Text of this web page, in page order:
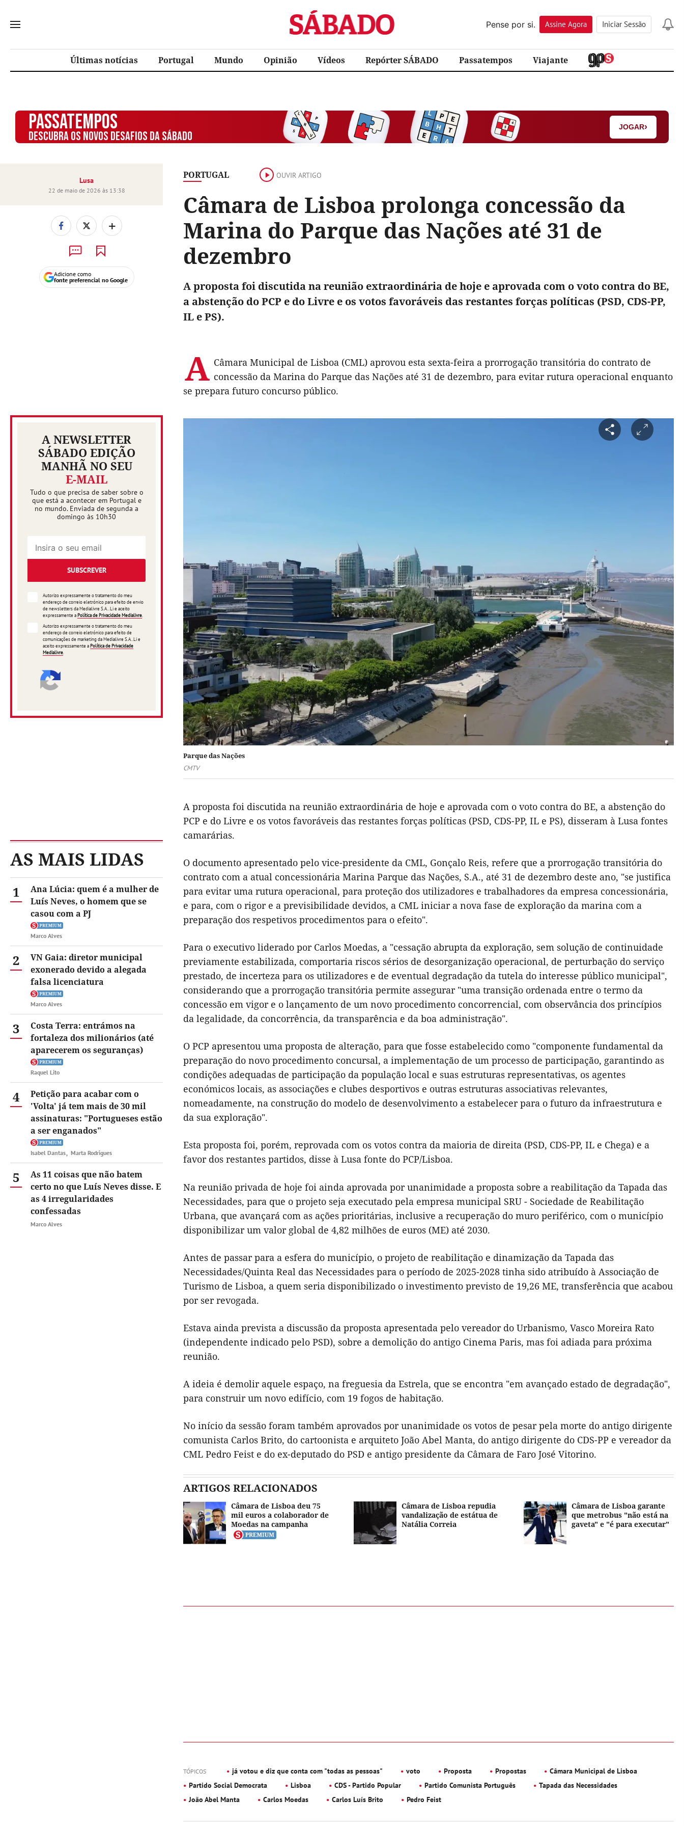
Sábado
Pense por si.
Assine Agora Iniciar Sessão
Últimas notícias Portugal Mundo Opinião Vídeos Repórter SÁBADO Passatempos Viajante
PASSATEMPOS
DESCUBRA OS NOVOS DESAFIOS DA SÁBADO
JOGAR›
PORTUGAL OUVIR ARTIGO
Câmara de Lisboa prolonga concessão da
Marina do Parque das Nações até 31 de
dezembro
Lusa
22 de maio de 2026 às 13:38
+
Adicione como
fonte preferencial no Google
A NEWSLETTER
SÁBADO EDIÇÃO
MANHÃ NO SEU
E-MAIL
Tudo o que precisa de saber sobre o
que está a acontecer em Portugal e
no mundo. Enviada de segunda a
domingo às 10h30
SUBSCREVER
Autorizo expressamente o tratamento do meu
endereço de correio eletrónico para efeito de envio
de newsletters da Medialivre S.A.. Li e aceito
expressamente aPolítica de Privacidade Medialivre
Autorizo expressamente o tratamento do meu
endereço de correio eletrónico para efeito de
comunicações de marketing da Medialivre S.A..Li e
aceito expressamente aPolítica de Privacidade
Medialivre
AS MAIS LIDAS
1
Ana Lúcia: quem é a mulher de
Luís Neves, o homem que se
casou com a PJ
Marco Alves
2
VN Gaia: diretor municipal
exonerado devido a alegada
falsa licenciatura
Marco Alves
3
Costa Terra: entrámos na
fortaleza dos milionários (até
aparecerem os seguranças)
Raquel Lito
4
Petição para acabar com o
'Volta' já tem mais de 30 mil
assinaturas: "Portugueses estão
a ser enganados"
Isabel Dantas Marta Rodrigues
5
As 11 coisas que não batem
certo no que Luís Neves disse. E
as 4 irregularidades
confessadas
Marco Alves
A proposta foi discutida na reunião extraordinária de hoje e aprovada com o voto contra do BE,
a abstenção do PCP e do Livre e os votos favoráveis das restantes forças políticas (PSD, CDS-PP,
IL e PS).
A Câmara Municipal de Lisboa (CML) aprovou esta sexta-feira a prorrogação transitória do contrato de
concessão da Marina do Parque das Nações até 31 de dezembro, para evitar rutura operacional enquanto
se prepara futuro concurso público.
Parque das Nações
CMTV
A proposta foi discutida na reunião extraordinária de hoje e aprovada com o voto contra do BE, a abstenção do
PCP e do Livre e os votos favoráveis das restantes forças políticas (PSD, CDS-PP, IL e PS), disseram à Lusa fontes
camarárias.
O documento apresentado pelo vice-presidente da CML, Gonçalo Reis, refere que a prorrogação transitória do
contrato com a atual concessionária Marina Parque das Nações, S.A., até 31 de dezembro deste ano, "se justifica
para evitar uma rutura operacional, para proteção dos utilizadores e trabalhadores da empresa concessionária,
e para, com o rigor e a previsibilidade devidos, a CML iniciar a nova fase de exploração da marina com a
preparação dos respetivos procedimentos para o efeito".
Para o executivo liderado por Carlos Moedas, a "cessação abrupta da exploração, sem solução de continuidade
previamente estabilizada, comportaria riscos sérios de desorganização operacional, de perturbação do serviço
prestado, de incerteza para os utilizadores e de eventual degradação da tutela do interesse público municipal",
considerando que a prorrogação transitória permite assegurar "uma transição ordenada entre o termo da
concessão em vigor e o lançamento de um novo procedimento concorrencial, com observância dos princípios
da legalidade, da concorrência, da transparência e da boa administração".
O PCP apresentou uma proposta de alteração, para que fosse estabelecido como "componente fundamental da
preparação do novo procedimento concursal, a implementação de um processo de participação, garantindo as
condições adequadas de participação da população local e suas estruturas representativas, os agentes
económicos locais, as associações e clubes desportivos e outras estruturas associativas relevantes,
nomeadamente, na construção do modelo de desenvolvimento a estabelecer para o futuro da infraestrutura e
da sua exploração".
Esta proposta foi, porém, reprovada com os votos contra da maioria de direita (PSD, CDS-PP, IL e Chega) e a
favor dos restantes partidos, disse à Lusa fonte do PCP/Lisboa.
Na reunião privada de hoje foi ainda aprovada por unanimidade a proposta sobre a reabilitação da Tapada das
Necessidades, para que o projeto seja executado pela empresa municipal SRU - Sociedade de Reabilitação
Urbana, que avançará com as ações prioritárias, inclusive a recuperação do muro periférico, com o município
disponibilizar um valor global de 4,82 milhões de euros (ME) até 2030.
Antes de passar para a esfera do município, o projeto de reabilitação e dinamização da Tapada das
Necessidades/Quinta Real das Necessidades para o período de 2025-2028 tinha sido atribuído à Associação de
Turismo de Lisboa, a quem seria disponibilizado o investimento previsto de 19,26 ME, transferência que acabou
por ser revogada.
Estava ainda prevista a discussão da proposta apresentada pelo vereador do Urbanismo, Vasco Moreira Rato
(independente indicado pelo PSD), sobre a demolição do antigo Cinema Paris, mas foi adiada para próxima
reunião.
A ideia é demolir aquele espaço, na freguesia da Estrela, que se encontra "em avançado estado de degradação",
para construir um novo edifício, com 19 fogos de habitação.
No início da sessão foram também aprovados por unanimidade os votos de pesar pela morte do antigo dirigente
comunista Carlos Brito, do cartoonista e arquiteto João Abel Manta, do antigo dirigente do CDS-PP e vereador da
CML Pedro Feist e do ex-deputado do PSD e antigo presidente da Câmara de Faro José Vitorino.
ARTIGOS RELACIONADOS
Câmara de Lisboa deu 75
mil euros a colaborador de
Moedas na campanha
Câmara de Lisboa repudia
vandalização de estátua de
Natália Correia
Câmara de Lisboa garante
que metrobus "não está na
gaveta" e "é para executar"
TÓPICOS já votou e diz que conta com "todas as pessoas" voto Proposta Propostas
Câmara Municipal de Lisboa
Partido Social Democrata
Lisboa CDS - Partido Popular Partido Comunista Português
Tapada das Necessidades
João Abel Manta
Carlos Moedas Carlos Luís Brito Pedro Feist